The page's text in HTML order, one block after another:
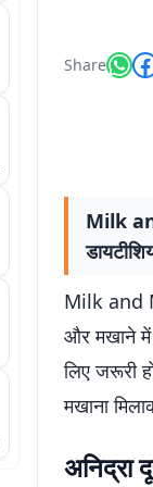
Share
Milk
Milk and
और मखाने में
लिए जरूरी
मखाना
अनिद्रा